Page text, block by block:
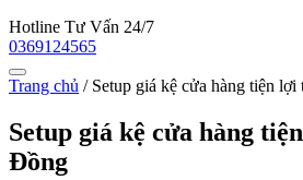
Hotline Tư Vấn 24/7
0369124565
Trang chủ / Setup giá kệ cửa hàng tiện
Setup giá kệ cửa hàng
Đồng